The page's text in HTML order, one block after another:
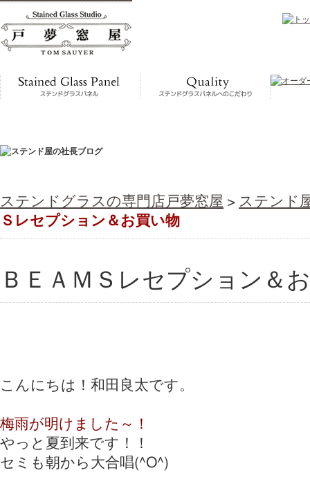
ステンドグラスの専門店戸夢窓屋 > ステンド
Ｓレセプション＆お買い物
ＢＥＡＭＳレセプション＆
こんにちは！和田良太です。
梅雨が明けました～！
やっと夏到来です！！
セミも朝から大合唱(^O^)